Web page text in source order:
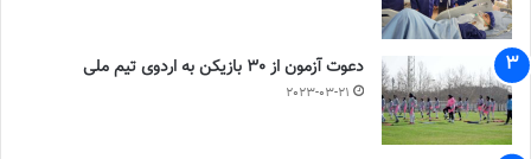
دعوت آزمون از 30 بازیکن به اردوی تیم ملی
2023-03-21